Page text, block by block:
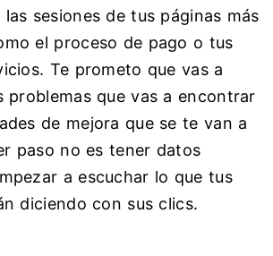
sesiones de tus páginas más
el proceso de pago o tus
Te prometo que vas a
problemas que vas a encontrar
de mejora que se te van a
paso no es tener datos
a escuchar lo que tus
diciendo con sus clics.